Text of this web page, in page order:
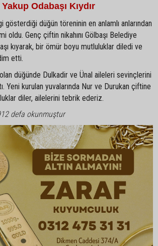
Odabaşı Kıydır
gösterdiği düğün töreninin en anlamlı anlarından
oldu. Genç çiftin nikahını Gölbaşı Belediye
kıyarak, bir ömür boyu mutluluklar diledi ve
etti.
düğünde Dulkadir ve Ünal aileleri sevinçlerini
Yeni kurulan yuvalarında Nur ve Durukan çiftine
diler, ailelerini tebrik ederiz.
defa okunmuştur